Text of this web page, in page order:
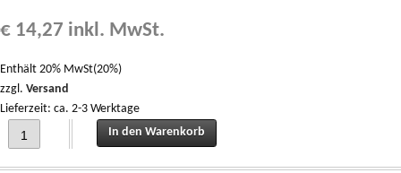
€ 14,27 inkl. MwSt.
Enthält 20% MwSt(20%)
zzgl. Versand
Lieferzeit: ca. 2-3 Werktage
Scharnier für Plus Serie (Karosserie) U523100006 quantity
In den Warenkorb